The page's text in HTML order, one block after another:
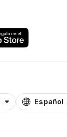
Español